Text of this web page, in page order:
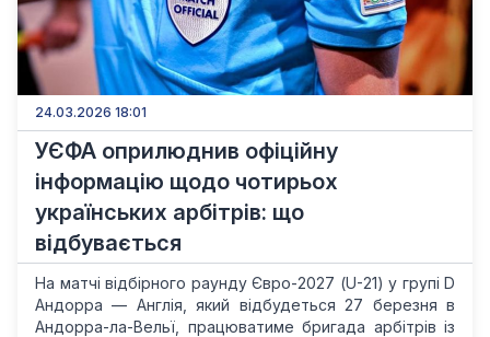
24.03.2026 18:01
УЄФА оприлюднив офіційну
інформацію щодо чотирьох
українських арбітрів: що
відбувається
На матчі відбірного раунду Євро-2027 (U-21) у групі D
Андорра — Англія, який відбудеться 27 березня в
Андорра-ла-Вельї, працюватиме бригада арбітрів із